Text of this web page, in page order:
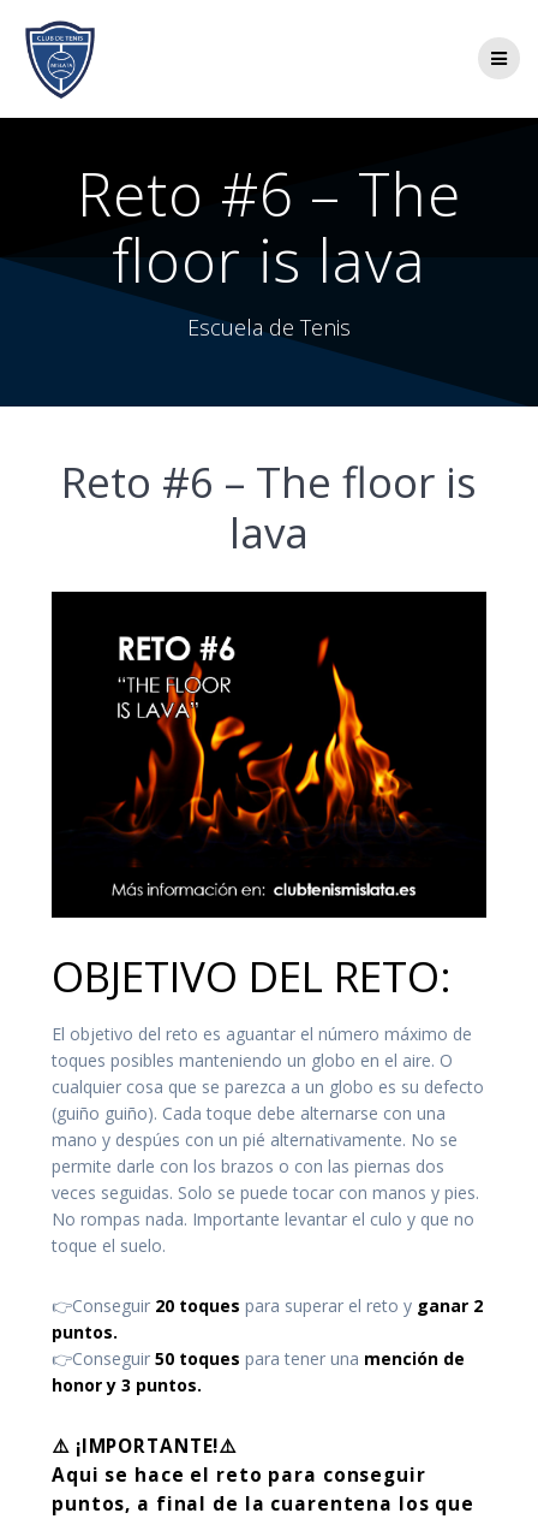
Reto #6 – The
floor is lava
Escuela de Tenis
Reto #6 – The floor is
lava
OBJETIVO DEL RETO:
El objetivo del reto es aguantar el número máximo de
toques posibles manteniendo un globo en el aire. O
cualquier cosa que se parezca a un globo es su defecto
(guiño guiño). Cada toque debe alternarse con una
mano y despúes con un pié alternativamente. No se
permite darle con los brazos o con las piernas dos
veces seguidas. Solo se puede tocar con manos y pies.
No rompas nada. Importante levantar el culo y que no
toque el suelo.
👉Conseguir 20 toques para superar el reto y ganar 2
puntos.
👉Conseguir 50 toques para tener una mención de
honor y 3 puntos.
⚠️ ¡IMPORTANTE!⚠️
Aqui se hace el reto para conseguir
puntos, a final de la cuarentena los que